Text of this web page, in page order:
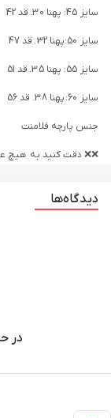
سایز 45: پهنا 30. قد 42
سایز 50:پهنا 32. قد 47
سایز 55: پهنا 35. قد 51
سایز 60: پهنا 38. قد 56
جنس پارچه فلامنت
❌❌ دقت کنید به هیچ
است.
فلامنت یک رو بافته
می‌شود. در صورتی که از
فلامنت با نام فلامنت
کاربرد بسیار زیادی
میزان مقاومت این
به نوع مصرف در دو
فصل می­باشد و در
می‌گیرد. برخی از
دیدگاه‌ها
در